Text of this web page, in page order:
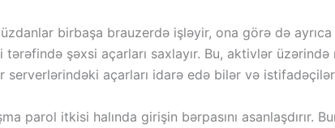
birbaşa brauzerdə işləyir, ona görə də
tərəfində şəxsi açarları saxlayır. Bu, aktivlər
serverlərindəki açarları idarə edə bilər və
parol itkisi halında girişin bərpasını